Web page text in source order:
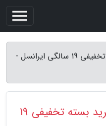
قیمت و کد دستوری خرید بسته تخفیفی 19 سالگی ایرانسل -
قیمت و کد دستوری خرید بسته تخفیفی 19